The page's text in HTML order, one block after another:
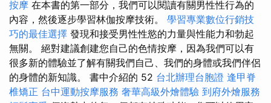
按摩 在本書的第一部分，我們可以閱讀有關男性性行為的
內容，然後逐步學習林伽按摩技術。 學習專業數位行銷技
巧的最佳選擇 發現和接受男性性慾的力量與性能力和勃起
無關。 絕對建議創建您自己的色情按摩，因為我們可以有
很多新的體驗並了解有關我們自己、我們的身體或我們伴侶
的身體的新知識。 書中介紹的 52 台北辦理台胞證 逢甲脊
椎矯正 台中運動按摩服務 奢華高級外燴體驗 到府外燴服務